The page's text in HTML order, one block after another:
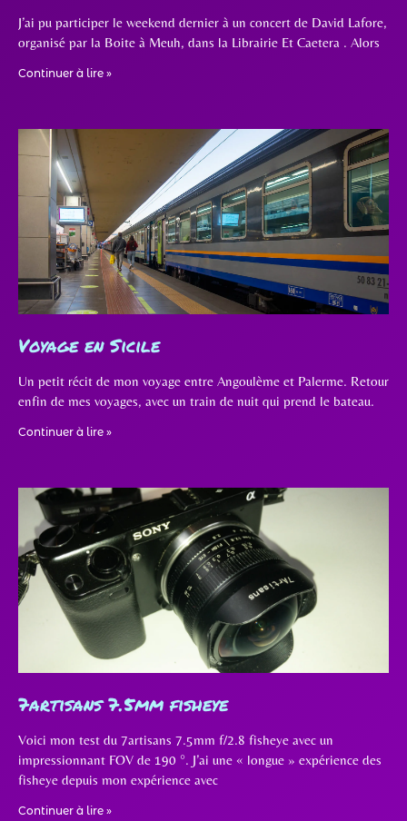
J’ai pu participer le weekend dernier à un concert de David Lafore,
organisé par la Boite à Meuh, dans la Librairie Et Caetera . Alors
Continuer à lire »
Voyage en Sicile
Un petit récit de mon voyage entre Angoulème et Palerme. Retour
enfin de mes voyages, avec un train de nuit qui prend le bateau.
Continuer à lire »
7artisans 7.5mm fisheye
Voici mon test du 7artisans 7.5mm f/2.8 fisheye avec un
impressionnant FOV de 190 °. J’ai une « longue » expérience des
fisheye depuis mon expérience avec
Continuer à lire »